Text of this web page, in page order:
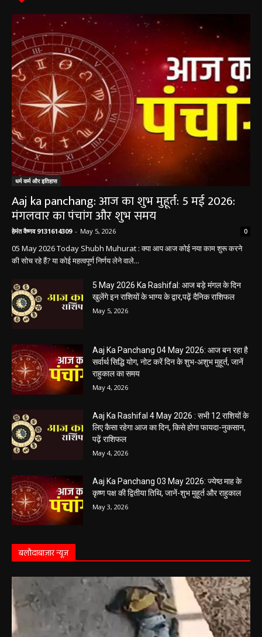
धर्म कर्म और इतिहास
Aaj ka panchang: आज का शुभ मुहूर्त: 5 मई 2026:
मंगलवार का पंचांग और शुभ समय
हेमंत वैष्णव 9131614309 - May 5, 2026 0
05 May 2026 Today Shubh Muhurat : क्या आप आज कोई नया काम शुरू करने
की सोच रहे हैं? या कोई महत्वपूर्ण निर्णय लेने वाले...
5 May 2026 Ka Rashifal: आज बड़े मंगल के दिन
खुलेंगे इन राशियों के भाग्य के द्वार,पढ़ें दैनिक राशिफल
May 5, 2026
Aaj Ka Panchang 04 May 2026: आज बन रहा है
सर्वार्थ सिद्धि योग, नोट करें दिन के शुभ-अशुभ मुहूर्त, जानें
राहुकाल का समय
May 4, 2026
Aaj Ka Rashifal 4 May 2026 : सभी 12 राशियों के
लिए कैसा रहेगा आज का दिन, किसे होगा फायदा-नुकसान,
पढ़ें राशिफल
May 4, 2026
Aaj Ka Panchang 03 May 2026: ज्येष्ठ माह के
कृष्ण पक्ष की द्वितीया तिथि, जानें-शुभ मुहूर्त और राहुकाल
May 3, 2026
बलौदाबाज़ार न्यूज़